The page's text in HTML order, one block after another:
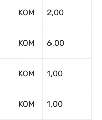
KOM 2,00
KOM 6,00
KOM 1,00
KOM 1,00